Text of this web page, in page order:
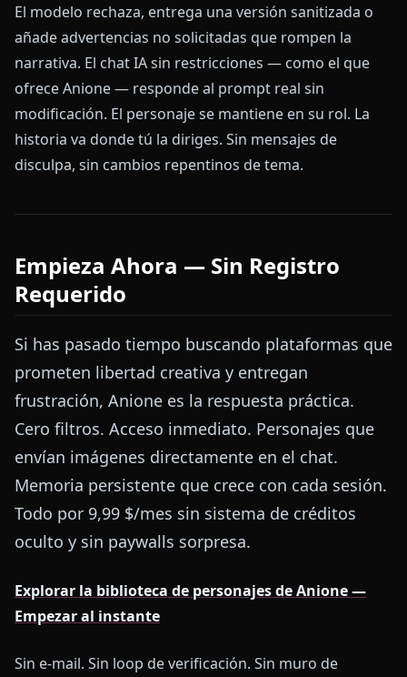
El modelo rechaza, entrega una versión sanitizada o
añade advertencias no solicitadas que rompen la
narrativa. El chat IA sin restricciones — como el que
ofrece Anione — responde al prompt real sin
modificación. El personaje se mantiene en su rol. La
historia va donde tú la diriges. Sin mensajes de
disculpa, sin cambios repentinos de tema.
Empieza Ahora — Sin Registro
Requerido
Si has pasado tiempo buscando plataformas que
prometen libertad creativa y entregan
frustración, Anione es la respuesta práctica.
Cero filtros. Acceso inmediato. Personajes que
envían imágenes directamente en el chat.
Memoria persistente que crece con cada sesión.
Todo por 9,99 $/mes sin sistema de créditos
oculto y sin paywalls sorpresa.
Explorar la biblioteca de personajes de Anione —
Empezar al instante
Sin e-mail. Sin loop de verificación. Sin muro de